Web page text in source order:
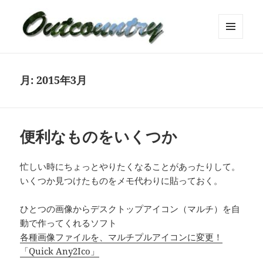
月:2015年3月
便利なものをいくつか
忙しい時にちょっとやりたくなることがあったりして。
いくつか見つけたものをメモ代わりに貼っておく。
ひとつの画像からデスクトップアイコン（マルチ）を自
動で作ってくれるソフト
各種画像ファイルを、マルチプルアイコンに変更！
「Quick Any2Ico」